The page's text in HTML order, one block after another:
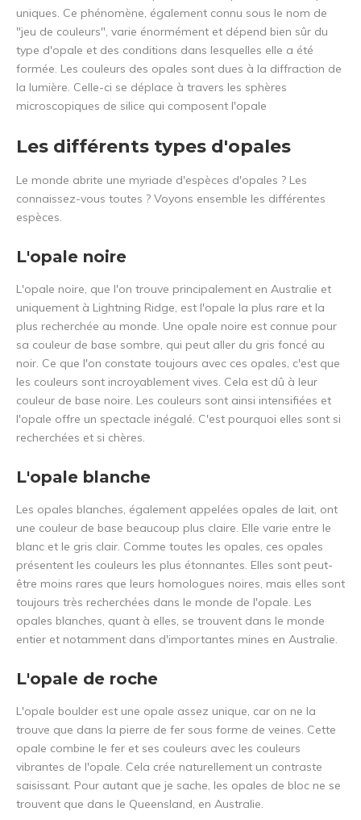
uniques. Ce phénomène, également connu sous le nom de
"jeu de couleurs", varie énormément et dépend bien sûr du
type d'opale et des conditions dans lesquelles elle a été
formée. Les couleurs des opales sont dues à la diffraction de
la lumière. Celle-ci se déplace à travers les sphères
microscopiques de silice qui composent l'opale
Les différents types d'opales
Le monde abrite une myriade d'espèces d'opales ? Les
connaissez-vous toutes ? Voyons ensemble les différentes
espèces.
L'opale noire
L'opale noire, que l'on trouve principalement en Australie et
uniquement à Lightning Ridge, est l'opale la plus rare et la
plus recherchée au monde. Une opale noire est connue pour
sa couleur de base sombre, qui peut aller du gris foncé au
noir. Ce que l'on constate toujours avec ces opales, c'est que
les couleurs sont incroyablement vives. Cela est dû à leur
couleur de base noire. Les couleurs sont ainsi intensifiées et
l'opale offre un spectacle inégalé. C'est pourquoi elles sont si
recherchées et si chères.
L'opale blanche
Les opales blanches, également appelées opales de lait, ont
une couleur de base beaucoup plus claire. Elle varie entre le
blanc et le gris clair. Comme toutes les opales, ces opales
présentent les couleurs les plus étonnantes. Elles sont peut-
être moins rares que leurs homologues noires, mais elles sont
toujours très recherchées dans le monde de l'opale. Les
opales blanches, quant à elles, se trouvent dans le monde
entier et notamment dans d'importantes mines en Australie.
L'opale de roche
L'opale boulder est une opale assez unique, car on ne la
trouve que dans la pierre de fer sous forme de veines. Cette
opale combine le fer et ses couleurs avec les couleurs
vibrantes de l'opale. Cela crée naturellement un contraste
saisissant. Pour autant que je sache, les opales de bloc ne se
trouvent que dans le Queensland, en Australie.